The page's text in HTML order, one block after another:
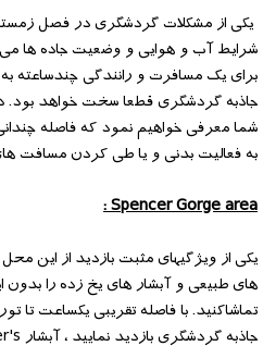
یکی از مشکلات گردشگری در فصل
شرایط آب و هوایی و وضعیت جاده ها می
برای یک مسافرت و رانندگی چندساعته به
جاذبه گردشگری قطعا سخت خواهد بود.
شما معرفی خواهیم نمود که فاصله چندانی
به فعالیت بدنی و یا طی کردن مسافت های
Spencer Gorge area :
یکی از ویژگیهای مثبت بازدید از این
های طبیعی و آبشار های یخ زده را بدون
تماشاکنید. با فاصله تقریبی یکساعت تا